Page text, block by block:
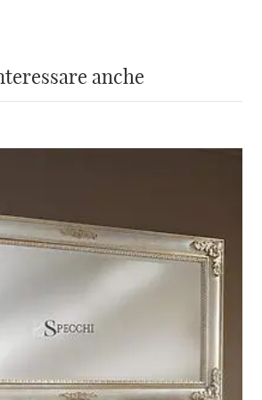
artigianale del
ornamentale in
artigianalmente secondo
produttivi, nasce con l’idea
la
migliore corniceper
casa
, per come viene realizzato,
la vostra attenzione in
anche